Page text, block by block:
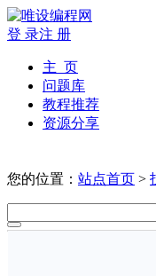
登 录注 册
主 页
问题库
教程推荐
资源分享
您的位置： 站点首页 >